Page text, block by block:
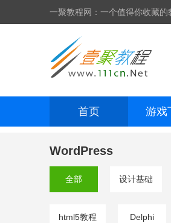
一聚教程网：一个值得你收藏的
首页 游戏
WordPress
全部 设计基础
html5教程 Delphi